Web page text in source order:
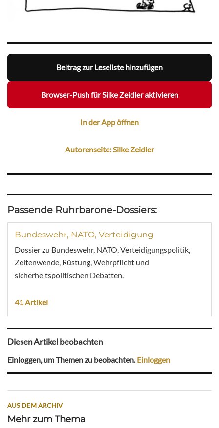
Beitrag zur Leseliste hinzufügen
Browser-Push für Silke Zeidler aktivieren
In der App öffnen
Autorenseite: Silke Zeidler
Passende Ruhrbarone-Dossiers:
Bundeswehr, NATO, Verteidigung
Dossier zu Bundeswehr, NATO, Verteidigungspolitik,
Zeitenwende, Rüstung, Wehrpflicht und
sicherheitspolitischen Debatten.
41 Artikel
Diesen Artikel beobachten
Einloggen, um Themen zu beobachten.Einloggen
AUS DEM ARCHIV
Mehr zum Thema